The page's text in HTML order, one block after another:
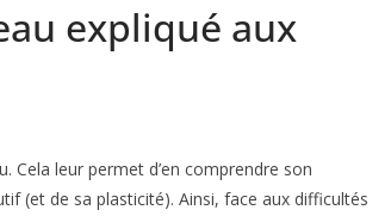
expliqué aux
Cela leur permet d’en comprendre son
(et de sa plasticité). Ainsi, face aux difficultés